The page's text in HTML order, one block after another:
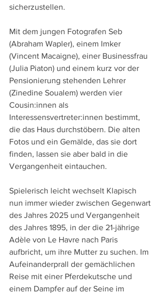
sicherzustellen.
Mit dem jungen Fotografen Seb
(Abraham Wapler), einem Imker
(Vincent Macaigne), einer Businessfrau
(Julia Piaton) und einem kurz vor der
Pensionierung stehenden Lehrer
(Zinedine Soualem) werden vier
Cousin:innen als
Interessensvertreter:innen bestimmt,
die das Haus durchstöbern. Die alten
Fotos und ein Gemälde, das sie dort
finden, lassen sie aber bald in die
Vergangenheit eintauchen.
Spielerisch leicht wechselt Klapisch
nun immer wieder zwischen Gegenwart
des Jahres 2025 und Vergangenheit
des Jahres 1895, in der die 21-jährige
Adèle von Le Havre nach Paris
aufbricht, um ihre Mutter zu suchen. Im
Aufeinanderprall der gemächlichen
Reise mit einer Pferdekutsche und
einem Dampfer auf der Seine im